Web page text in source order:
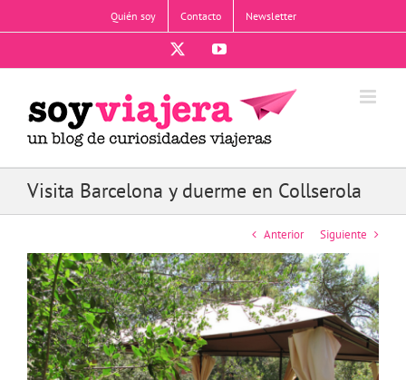
Quién soy Contacto Newsletter
YouTube
Visita Barcelona y duerme en Collserola
Anterior
Siguiente
Ver
imagen
más
grande